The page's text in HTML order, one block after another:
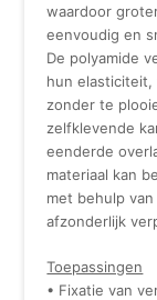
waardoor
eenvoudig en
De polyamide
hun elasticiteit,
zonder te
zelfklevende
eenderde
materiaal kan
met behulp
afzonderlijk
Toepassingen
• Fixatie van